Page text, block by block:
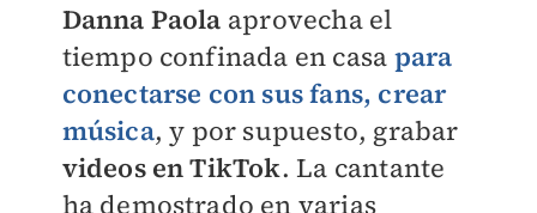
Danna Paola aprovecha el
tiempo confinada en casa para
conectarse con sus fans, crear
música, y por supuesto, grabar
videos en TikTok. La cantante
ha demostrado en varias